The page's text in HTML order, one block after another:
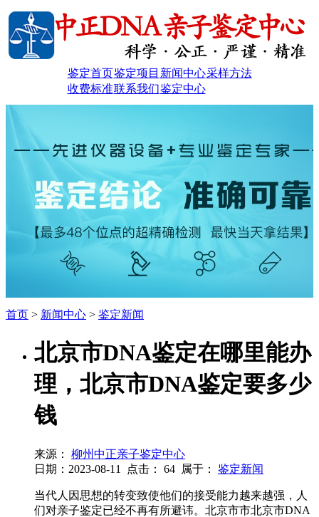
鉴定首页鉴定项目 新闻中心采样方法
收费标准联系我们鉴定中心
首页 > 新闻中心 > 鉴定新闻
北京市DNA鉴定在哪里能办
理，北京市DNA鉴定要多少
钱
来源：
柳州中正亲子鉴定中心
日期：2023-08-11
点击： 64 属于： 鉴定新闻
当代人因思想的转变致使他们的接受能力越来越强，人
们对亲子鉴定已经不再有所避讳。北京市市北京市DNA